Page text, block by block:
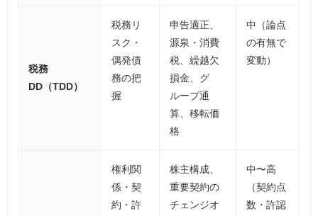
税務
DD（TDD）
税務リ
スク・
偶発債
務の把
握
申告適正、
源泉・消費
税、繰越欠
損金、グ
ループ通
算、移転価
格
中（論点
の有無で
変動）
権利関
係・契
約・許
株主構成、
重要契約の
チェンジオ
中〜高
（契約点
数・許認